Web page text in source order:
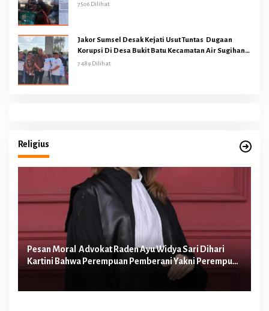
7506 Dilihat
Jakor Sumsel Desak Kejati Usut Tuntas Dugaan
Korupsi Di Desa Bukit Batu Kecamatan Air Sugihan
OKI
7489 Dilihat
Religius
Pesan Moral Advokat Raden Ayu Widya Sari Dihari
Kartini Bahwa Perempuan Pemberani Yakni Perempuan
yang Berani Melawan Ketidakadilan